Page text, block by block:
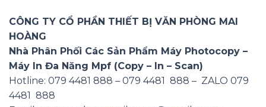
CÔNG TY CỔ PHẦN THIẾT BỊ VĂN PHÒNG MAI
HOÀNG
Nhà Phân Phối Các Sản Phẩm Máy Photocopy –
Máy In Đa Năng Mpf (Copy – In – Scan)
Hotline: 079 4481 888 – 079 4481 888 – ZALO 079
4481 888